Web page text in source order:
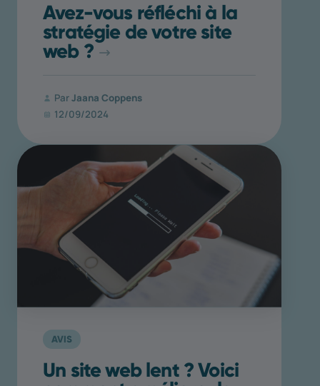
Avez-vous réfléchi à la
stratégie de votre site
web ?
ParJaana Coppens
12/09/2024
AVIS
Un site web lent ? Voici